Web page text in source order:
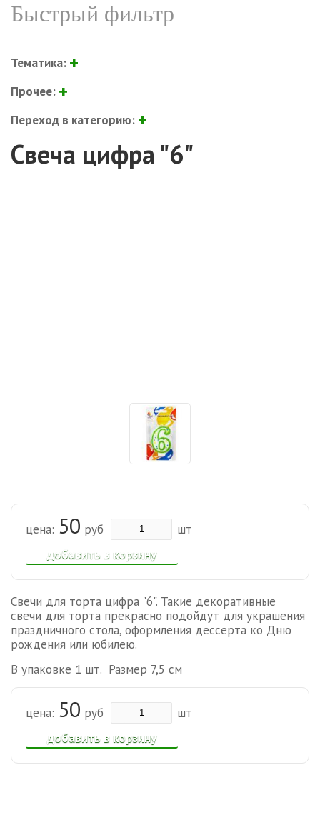
Быстрый фильтр
Тематика:
Прочее:
Переход в категорию:
Свеча цифра "6"
добавить в корзину
цена: 50 руб шт
Свечи для торта цифра "6". Такие декоративные
свечи для торта прекрасно подойдут для украшения
праздничного стола, оформления дессерта ко Дню
рождения или юбилею.
В упаковке 1 шт. Размер 7,5 см
добавить в корзину
цена: 50 руб шт